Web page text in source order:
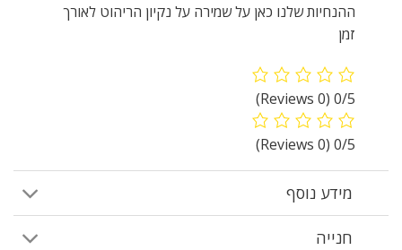
ההנחיות שלנו כאן על שמירה על נקיון הריהוט לאורך
זמן
0/5
(0 Reviews)
0/5
(0 Reviews)
מידע נוסף
חנייה